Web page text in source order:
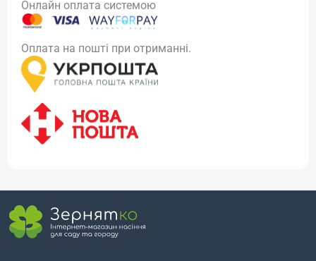
Онлайн оплата системою
Оплата на пошті при отриманні.